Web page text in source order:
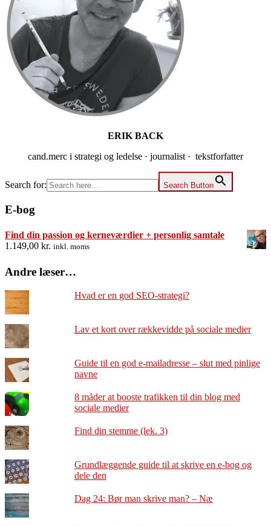
ERIK BACK
cand.merc i strategi og ledelse · journalist · tekstforfatter
Search for: Search Button
E-bog
Find din passion og kerneværdier + personlig samtale
1.149,00 kr. inkl. moms
Andre læser…
Hvad er en god SEO-strategi?
Lav et kort over rækkevidde på sociale medier
Guide til en god e-mailadresse – slut med pinlige
navne
8 måder at booste trafikken til din blog med
sociale medier
Find din stemme (lek. 3)
Grundlæggende guide til at skrive en e-bog og
dele den
Dag 24: Bør man skrive man? – Næ